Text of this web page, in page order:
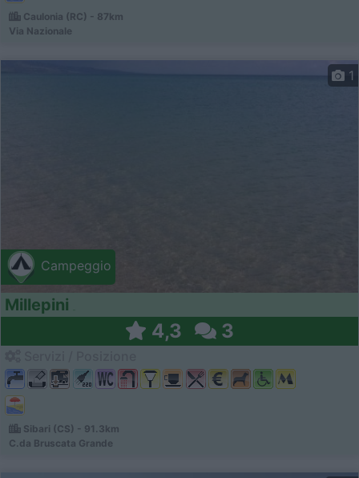
Caulonia (RC) - 87km
Via Nazionale
Campeggio
1
Millepini
4,3 3
Sibari (CS) - 91.3km
C.da Bruscata Grande